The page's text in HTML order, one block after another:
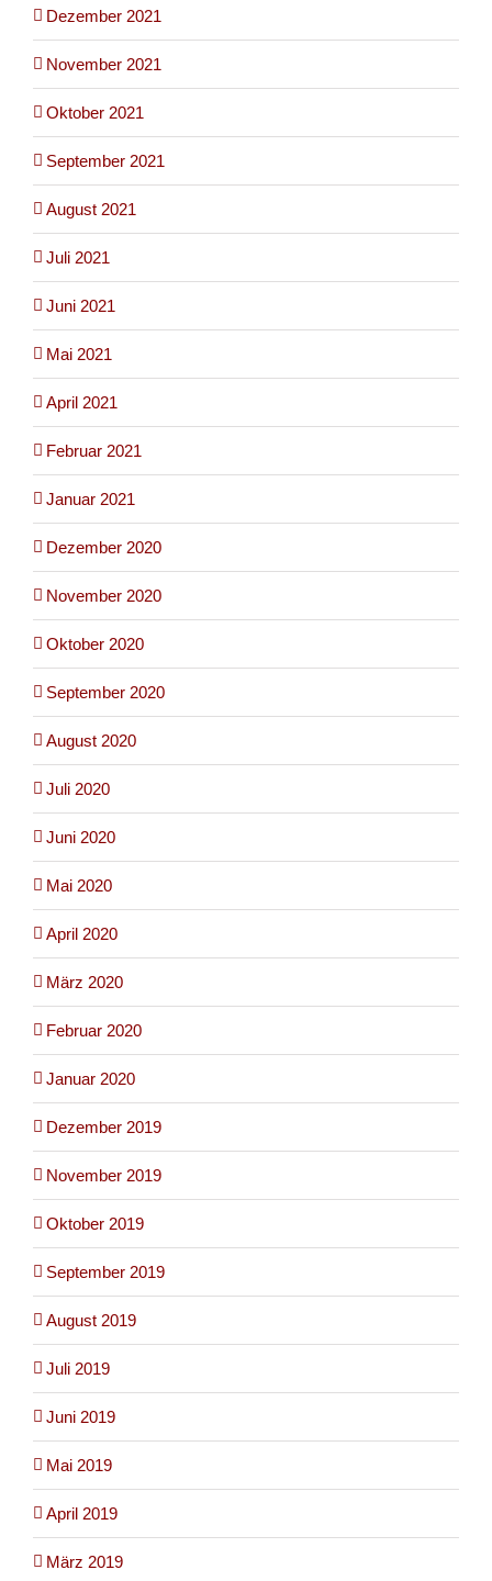
Dezember 2021
November 2021
Oktober 2021
September 2021
August 2021
Juli 2021
Juni 2021
Mai 2021
April 2021
Februar 2021
Januar 2021
Dezember 2020
November 2020
Oktober 2020
September 2020
August 2020
Juli 2020
Juni 2020
Mai 2020
April 2020
März 2020
Februar 2020
Januar 2020
Dezember 2019
November 2019
Oktober 2019
September 2019
August 2019
Juli 2019
Juni 2019
Mai 2019
April 2019
März 2019